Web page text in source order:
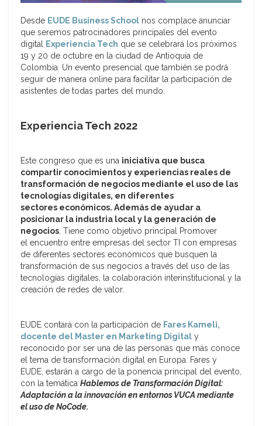
Desde EUDE Business School nos complace anunciar
que seremos patrocinadores principales del evento
digital
Experiencia Tech que se celebrará los próximos
19 y 20 de octubre en la ciudad de Antioquía de
Colombia. Un evento presencial que también se podrá
seguir de manera online para facilitar la participación de
asistentes de todas partes del mundo.
Experiencia Tech 2022
Este congreso que es una iniciativa que busca
compartir conocimientos y experiencias reales de
transformación de negocios mediante el uso de las
tecnologías digitales, en diferentes
sectores económicos. Además de ayudar a
posicionar la industria local y la generación de
negocios . Tiene como objetivo principal Promover
el encuentro entre empresas del sector TI con empresas
de diferentes sectores económicos que busquen la
transformación de sus negocios a través del uso de las
tecnologías digitales, la colaboración interinstitucional y la
creación de redes de valor.
EUDE contará con la participación de Fares Kameli,
docente del Master en Marketing Digital y
reconocido por ser una de las personas que más conoce
el tema de transformación digital en Europa. Fares y
EUDE, estarán a cargo de la ponencia principal del evento,
con la temática Hablemos de Transformación Digital:
Adaptación a la innovación en entornos VUCA mediante
el uso de NoCode.